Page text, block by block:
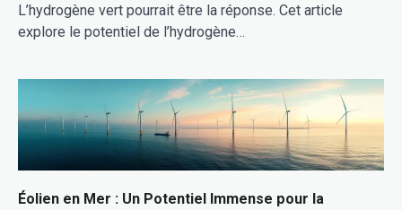
L’hydrogène vert pourrait être la réponse. Cet article
explore le potentiel de l’hydrogène…
Éolien en Mer : Un Potentiel Immense pour la